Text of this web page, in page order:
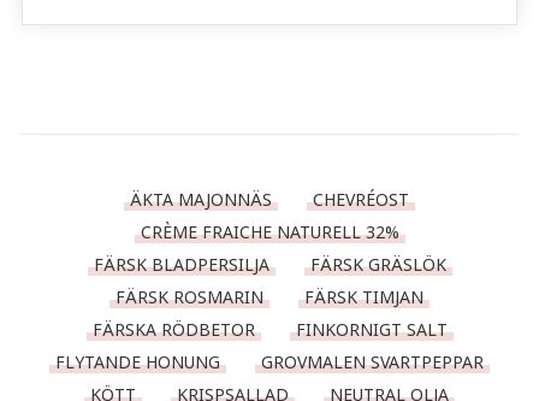
ÄKTA MAJONNÄS
CHEVRÉOST
CRÈME FRAICHE NATURELL 32%
FÄRSK BLADPERSILJA
FÄRSK GRÄSLÖK
FÄRSK ROSMARIN
FÄRSK TIMJAN
FÄRSKA RÖDBETOR
FINKORNIGT SALT
FLYTANDE HONUNG
GROVMALEN SVARTPEPPAR
KÖTT
KRISPSALLAD
NEUTRAL OLJA